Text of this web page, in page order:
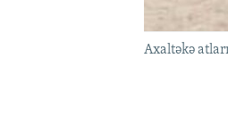
Axaltəkə